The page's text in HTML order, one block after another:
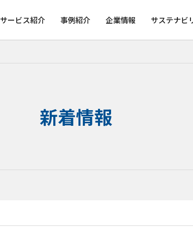
サービス紹介 事例紹介 企業情報 サステナビ
新着情報